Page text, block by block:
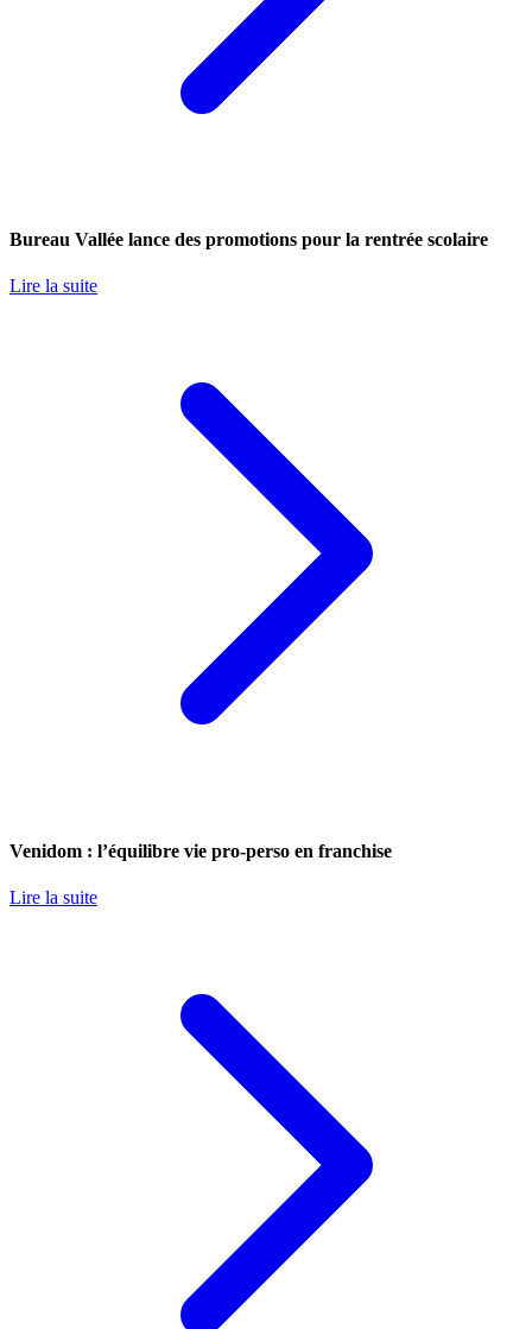
Bureau Vallée lance des promotions pour la rentrée scolaire
Lire la suite
Venidom : l’équilibre vie pro-perso en franchise
Lire la suite